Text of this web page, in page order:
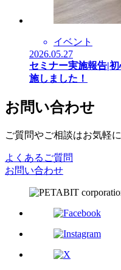
イベント
2026.05.27
セミナー実施報告|
施しました！
お問い合わせ
ご質問やご相談はお気軽
よくあるご質問
お問い合わせ